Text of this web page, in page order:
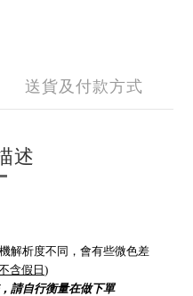
送貨及付款方式
述
解析度不同，會有些微色差
含假日 )
請自行衡量在做下單